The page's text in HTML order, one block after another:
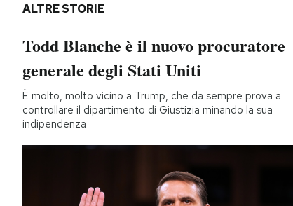
ALTRE STORIE
Todd Blanche è il nuovo procuratore
generale degli Stati Uniti
È molto, molto vicino a Trump, che da sempre prova a
controllare il dipartimento di Giustizia minando la sua
indipendenza